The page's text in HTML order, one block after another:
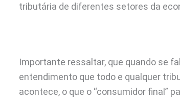
tributária de diferentes setores da
Importante ressaltar, que quando se
entendimento que todo e qualquer
acontece, o que o “consumidor final”